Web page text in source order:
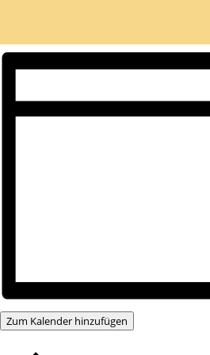
Zum Kalender hinzufügen